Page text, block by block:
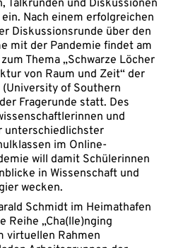
Talkrunden und Diskussionen
Nach einem erfolgreichen
Diskussionsrunde über den
mit der Pandemie findet am
Thema „Schwarze Löcher
von Raum und Zeit“ der
(University of Southern
Fragerunde statt. Des
und
unterschiedlichster
im Online-
will damit Schülerinnen
in Wissenschaft und
wecken.
Schmidt im Heimathafen
Reihe „Cha(lle)nging
virtuellen Rahmen